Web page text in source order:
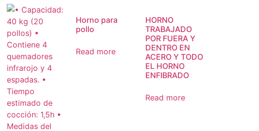
Horno para
pollo
Read more
HORNO
TRABAJADO
POR FUERA Y
DENTRO EN
ACERO Y TODO
EL HORNO
ENFIBRADO
Read more